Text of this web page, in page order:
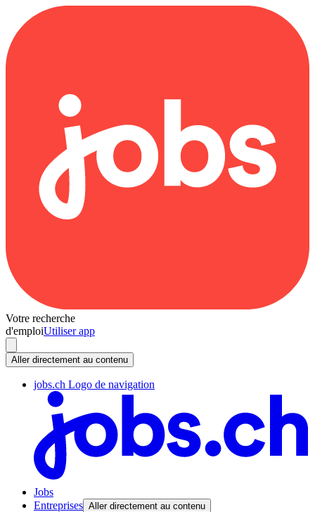
Votre recherche
d'emploiUtiliser app
Aller directement au contenu
jobs.ch Logo de navigation
Jobs
Entreprises Aller directement au contenu